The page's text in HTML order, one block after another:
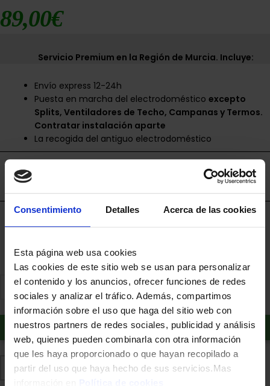
Consentimiento Detalles Acerca de las cookies
Esta página web usa cookies
Las cookies de este sitio web se usan para personalizar
el contenido y los anuncios, ofrecer funciones de redes
sociales y analizar el tráfico. Además, compartimos
información sobre el uso que haga del sitio web con
nuestros partners de redes sociales, publicidad y análisis
web, quienes pueden combinarla con otra información
que les haya proporcionado o que hayan recopilado a
partir del uso que haya hecho de sus servicios.Mas
89,00€
Servicio Premium en la Región de Murcia. Incluye:
Envío express 12-24h
Puesta en marcha del electrodomésticoexcepto
Splits, Ventiladores de Techo, Campanas y Termos.
Contratar instalación aparte
La recogida del antiguo electrodoméstico
Envíos disponibles únicamente en la Región de
Añadir al carrito
Añadir a favoritos Comparte